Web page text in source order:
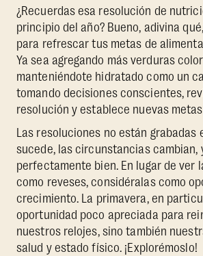
¿Recuerdas esa resolución de
principio del año? Bueno, adivina
para refrescar tus metas de
Ya sea agregando más verduras
manteniéndote hidratado como un
tomando decisiones conscientes,
resolución y establece nuevas
Las resoluciones no están grabadas
sucede, las circunstancias cambian,
perfectamente bien. En lugar de ver
como reveses, considéralas como
crecimiento. La primavera, en
oportunidad poco apreciada para
nuestros relojes, sino también
salud y estado físico. ¡Explorémoslo!